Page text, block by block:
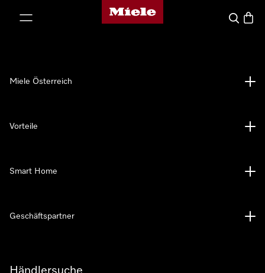
Miele-Homepage
Suche
Händlersuche
Miele Österreich
Vorteile
Smart Home
Geschäftspartner